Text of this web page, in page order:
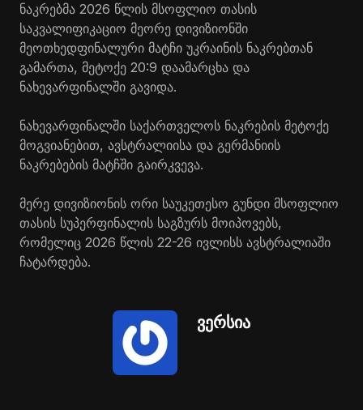
ნაკრებმა 2026 წლის მსოფლიო თასის
საკვალიფიკაციო მეორე დივიზიონში
მეოთხედფინალური მატჩი უკრაინის ნაკრებთან
გამართა, მეტოქე 20:9 დაამარცხა და
ნახევარფინალში გავიდა.
ნახევარფინალში საქართველოს ნაკრების მეტოქე
მოგვიანებით, ავსტრალიისა და გერმანიის
ნაკრებების მატჩში გაირკვევა.
მერე დივიზიონის ორი საუკეთესო გუნდი მსოფლიო
თასის სუპერფინალის საგზურს მოიპოვებს,
რომელიც 2026 წლის 22-26 ივლისს ავსტრალიაში
ჩატარდება.
ვერსია